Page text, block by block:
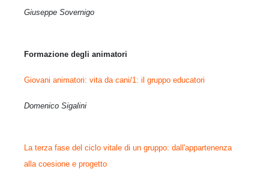
Giuseppe Sovernigo
Formazione degli animatori
Giovani animatori: vita da cani/1: il gruppo educatori
Domenico Sigalini
La terza fase del ciclo vitale di un gruppo: dall'appartenenza
alla coesione e progetto